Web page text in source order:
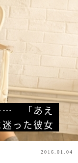
…　「あえ
った彼女
2016.01.04